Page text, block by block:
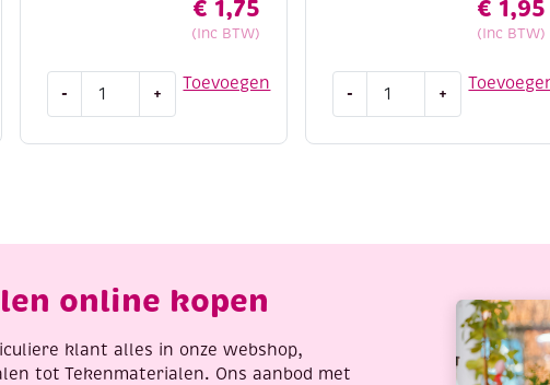
€ 1,75
(Inc BTW)
Toevoegen
-
fotolijm/rubbercement,
+
€ 1,95
(Inc BTW)
-
schoollijm/slijmlijm
+
online kopen
klant alles in onze webshop,
tot Tekenmaterialen. Ons aanbod met